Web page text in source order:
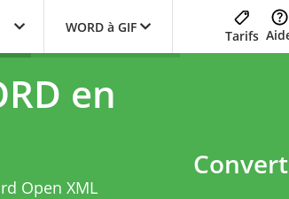
WORD à GIF
Tarifs
en
Open XML